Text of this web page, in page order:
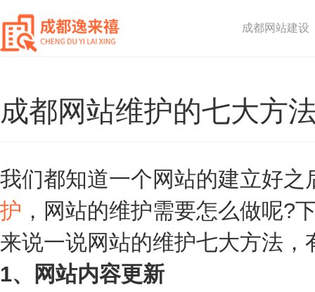
成都网站建设
成都网站维护的七大方
我们都知道一个网站的建立好
护 ，网站的维护需要怎么做呢?
来说一说网站的维护七大方法
1、网站内容更新